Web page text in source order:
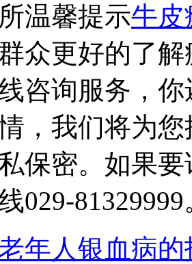
温馨提示牛皮
众更好的了
咨询服务，
，我们将为
保密。如果
029-81329999
年人银血病